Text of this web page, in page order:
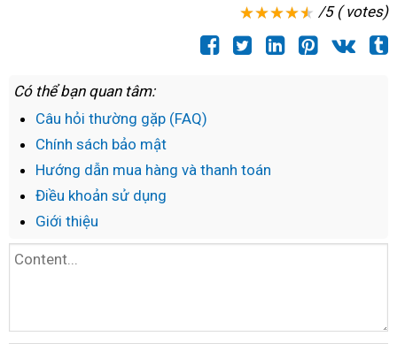
/5 ( votes)
Có thể bạn quan tâm:
Câu hỏi thường gặp (FAQ)
Chính sách bảo mật
Hướng dẫn mua hàng và thanh toán
Điều khoản sử dụng
Giới thiệu